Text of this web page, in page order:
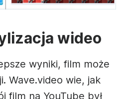
wideo
wyniki, film może
Wave.video wie, jak
film na YouTube był